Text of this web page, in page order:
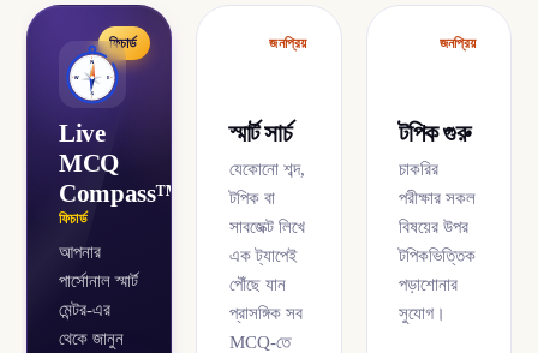
ফিচার্ড
Live
MCQ
Compass™
ফিচার্ড
আপনার
পার্সোনাল স্মার্ট
মেন্টর-এর
থেকে জানুন
জনপ্রিয়
স্মার্ট সার্চ
যেকোনো শব্দ,
টপিক বা
সাবজেক্ট লিখে
এক ট্যাপেই
পৌঁছে যান
প্রাসঙ্গিক সব
MCQ-তে
জনপ্রিয়
টপিক গুরু
চাকরির
পরীক্ষার সকল
বিষয়ের উপর
টপিকভিত্তিক
পড়াশোনার
সুযোগ।